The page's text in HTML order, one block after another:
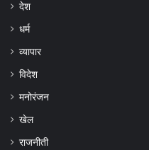
देश
धर्म
व्यापार
विदेश
मनोरंजन
खेल
राजनीती